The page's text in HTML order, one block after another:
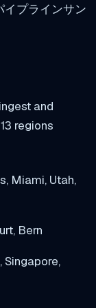
イプラインサン
and
regions
Miami, Utah,
Bern